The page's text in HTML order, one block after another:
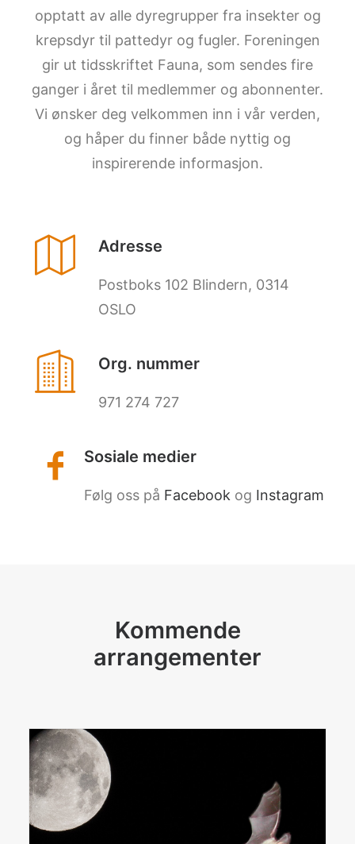
opptatt av alle dyregrupper fra insekter og
krepsdyr til pattedyr og fugler. Foreningen
gir ut tidsskriftet Fauna, som sendes fire
ganger i året til medlemmer og abonnenter.
Vi ønsker deg velkommen inn i vår verden,
og håper du finner både nyttig og
inspirerende informasjon.
Adresse
Postboks 102 Blindern, 0314
OSLO
Org. nummer
971 274 727
Sosiale medier
Følg oss på Facebook og Instagram
Kommende
arrangementer